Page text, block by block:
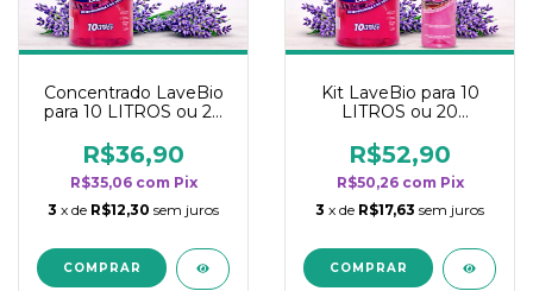
Concentrado LaveBio
para 10 LITROS ou 20
rendimento da
categoria - Lavanda
R$36,90
R$35,06 com Pix
3 x de R$12,30 sem juros
Kit LaveBio para 10
LITROS ou 20
rendimento da
categoria - Lavanda
R$52,90
R$50,26 com Pix
3 x de R$17,63 sem juros